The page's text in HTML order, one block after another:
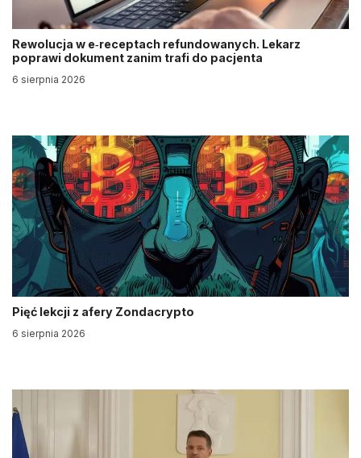
Rewolucja w e‑receptach refundowanych. Lekarz
poprawi dokument zanim trafi do pacjenta
6 sierpnia 2026
Pięć lekcji z afery Zondacrypto
6 sierpnia 2026